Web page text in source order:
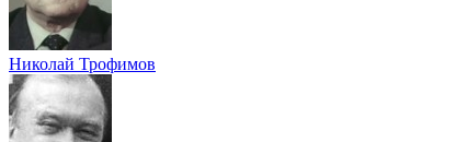
Николай Трофимов